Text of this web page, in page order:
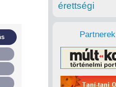
érettségi
Partnerek